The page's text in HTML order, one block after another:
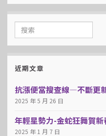
Search for:
近期文章
抗漲便當搜查線—不斷更
2025 年 5 月 26 日
年輕星勢力-金蛇狂舞賀
2025 年 1 月 7 日